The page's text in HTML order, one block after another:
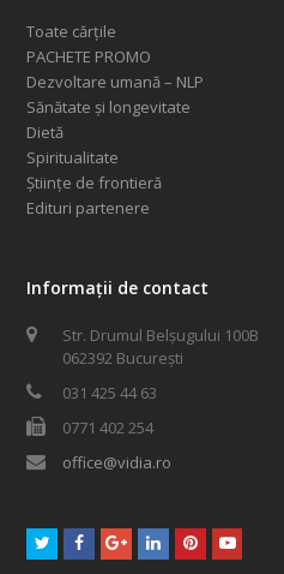
Toate cărțile
PACHETE PROMO
Dezvoltare umană – NLP
Sănătate și longevitate
Dietă
Spiritualitate
Științe de frontieră
Edituri partenere
Informații de contact
Str. Drumul Belșugului 100B
062392 București
031 425 44 63
0771 402 254
office@vidia.ro
TwitterFacebookGooglePlus
LinkedInPinterestYoutube